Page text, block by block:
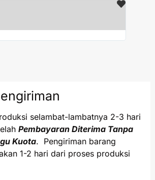
selambat-lambatnya 2-3 hari
Pembayaran Diterima Tanpa
Kuota. Pengiriman barang
1-2 hari dari proses produksi